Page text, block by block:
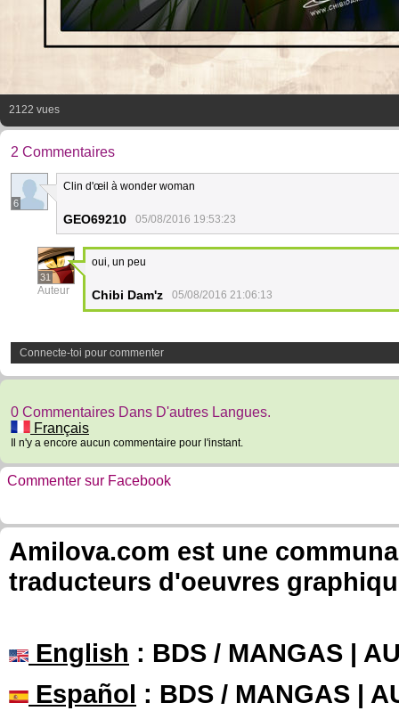
2122 vues
2 Commentaires
6
Clin d'œil à wonder woman
GEO69210 05/08/2016 19:53:23
31
Auteur
oui, un peu
Chibi Dam'z 05/08/2016 21:06:13
Connecte-toi pour commenter
0 Commentaires Dans D'autres Langues.
Français
Il n'y a encore aucun commentaire pour l'instant.
Commenter sur Facebook
Amilova.com est une
traducteurs d'oeuvres
English : BDS / MANGAS |
Español : BDS / MANGAS |